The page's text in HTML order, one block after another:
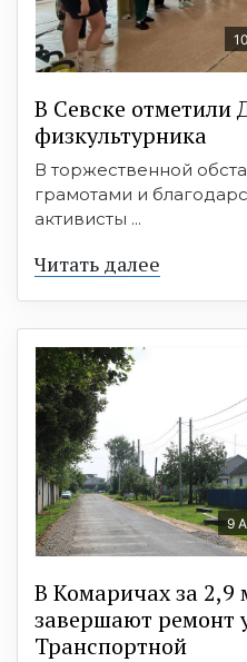
В Севске отметили
физкультурника
В торжественной
грамотами и
активисты ...
Читать далее
9
В Комаричах за 2,9
завершают ремонт
Транспортной